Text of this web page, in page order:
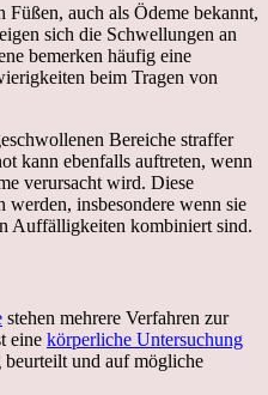
auch als Ödeme bekannt,
sich die Schwellungen an
bemerken häufig eine
beim Tragen von
Bereiche straffer
kann ebenfalls auftreten, wenn
verursacht wird. Diese
werden, insbesondere wenn sie
Auffälligkeiten kombiniert sind.
stehen mehrere Verfahren zur
eine körperliche Untersuchung
und auf mögliche